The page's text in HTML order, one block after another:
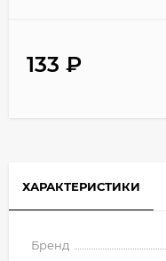
133 ₽
ХАРАКТЕРИСТИКИ
Бренд